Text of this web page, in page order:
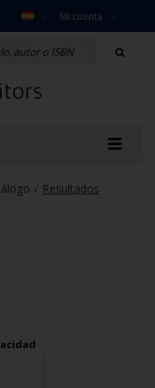
Mi cuenta
/ Resultados